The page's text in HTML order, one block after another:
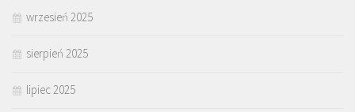
wrzesień 2025
sierpień 2025
lipiec 2025